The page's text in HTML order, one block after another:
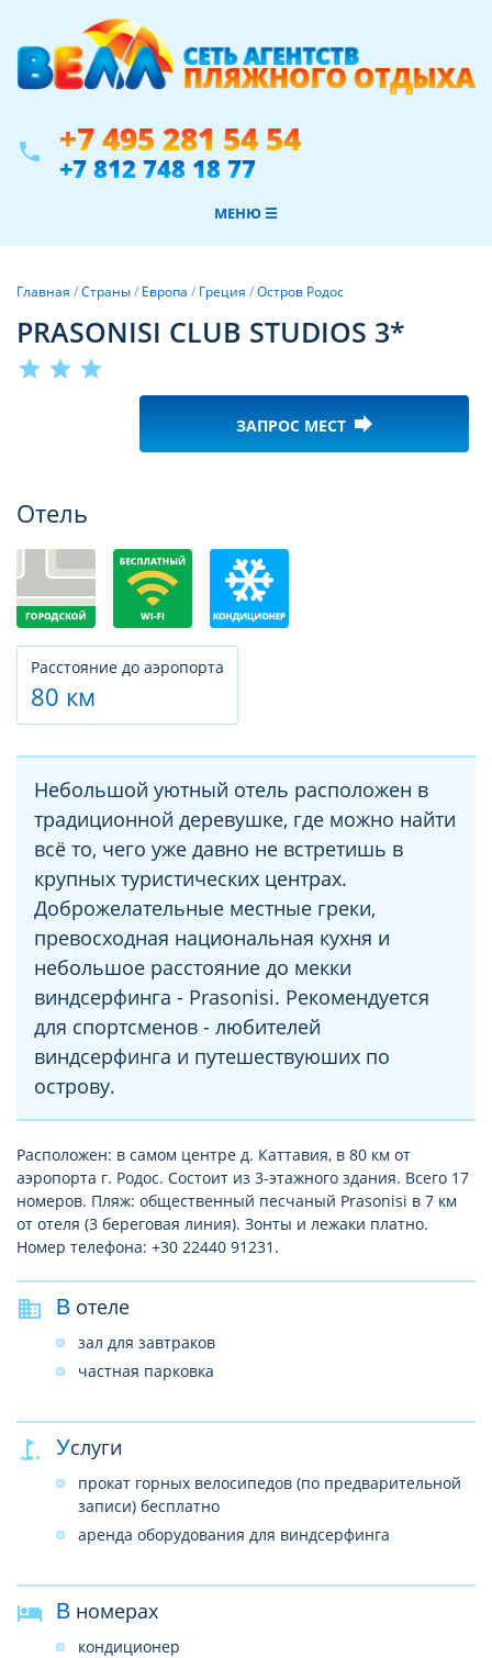
phone +7 495 281 54 54
+7 812 748 18 77
МЕНЮ ☰
Главная /Страны/ Европа / Греция /Остров Родос
PRASONISI CLUB STUDIOS 3*
star star star
ЗАПРОС МЕСТ forward
Отель
Расстояние до аэропорта
80 км
Небольшой уютный отель расположен в
традиционной деревушке, где можно найти
всё то, чего уже давно не встретишь в
крупных туристических центрах.
Доброжелательные местные греки,
превосходная национальная кухня и
небольшое расстояние до мекки
виндсерфинга - Prasonisi. Рекомендуется
для спортсменов - любителей
виндсерфинга и путешествуюших по
острову.
Расположен: в самом центре д. Каттавия, в 80 км от
аэропорта г. Родос. Состоит из 3-этажного здания. Всего 17
номеров. Пляж: общественный песчаный Prasonisi в 7 км
от отеля (3 береговая линия). Зонты и лежаки платно.
Номер телефона: +30 22440 91231.
В отеле
зал для завтраков
частная парковка
Услуги
прокат горных велосипедов (по предварительной
записи) бесплатно
аренда оборудования для виндсерфинга
В номерах
кондиционер